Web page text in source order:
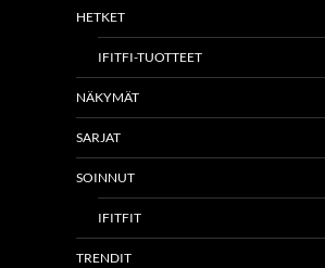
HETKET
IFITFI-TUOTTEET
NÄKYMÄT
SARJAT
SOINNUT
IFITFIT
TRENDIT